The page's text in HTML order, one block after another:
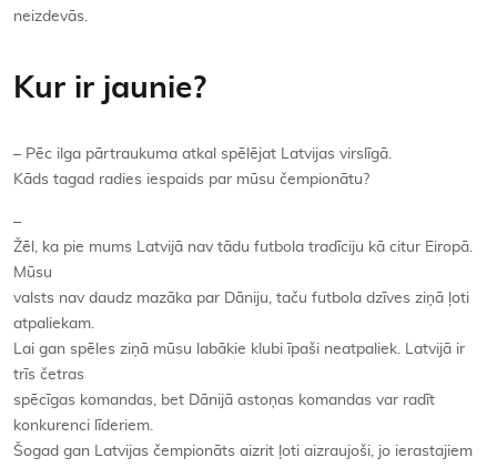
neizdevās.
Kur ir jaunie?
– Pēc ilga pārtraukuma atkal spēlējat Latvijas virslīgā.
Kāds tagad radies iespaids par mūsu čempionātu?
–
Žēl, ka pie mums Latvijā nav tādu futbola tradīciju kā citur Eiropā.
Mūsu
valsts nav daudz mazāka par Dāniju, taču futbola dzīves ziņā ļoti
atpaliekam.
Lai gan spēles ziņā mūsu labākie klubi īpaši neatpaliek. Latvijā ir
trīs četras
spēcīgas komandas, bet Dānijā astoņas komandas var radīt
konkurenci līderiem.
Šogad gan Latvijas čempionāts aizrit ļoti aizraujoši, jo ierastajiem